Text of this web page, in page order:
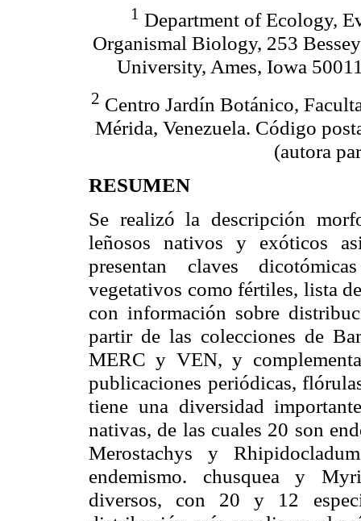
1 Department ofEcology, E
Organismal Biology, 253 B
University, Ames, Iowa
2 Centro Jardín Botánico,
Mérida, Venezuela. Código
(autora
RESUMEN
Se realizó la descripción
leñosos nativos y exóticos
presentan claves
vegetativos como fértiles, lista
con información sobre
partir de las colecciones de
MERC y VEN, y
publicaciones periódicas,
tiene una diversidad
nativas, de las cuales 20 son
Merostachys y
endemismo. chusquea y
diversos, con 20 y 12